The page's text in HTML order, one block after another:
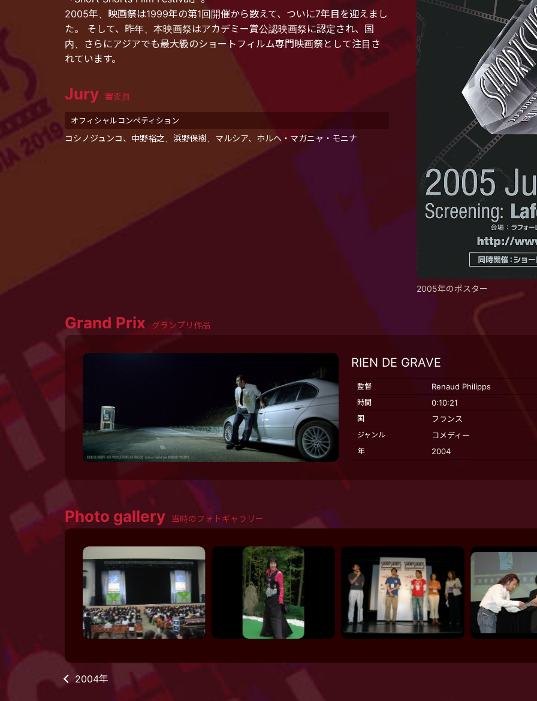
2005年のポスター
2005年、映画祭は1999年の第1回開催から数えて、ついに7年目を迎えまし
た。 そして、昨年、本映画祭はアカデミー賞公認映画祭に認定され、国
内、さらにアジアでも最大級のショートフィルム専門映画祭として注目さ
れています。
Jury 審査員
オフィシャルコンペティション
コシノジュンコ、中野裕之、浜野保樹、マルシア、ホルヘ・マガニャ・モニナ
Grand Prix グランプリ作品
RIEN DE GRAVE
監督 Renaud Philipps
時間 0:10:21
国 フランス
ジャンル コメディー
年 2004
Photo gallery 当時のフォトギャラリー
2004年